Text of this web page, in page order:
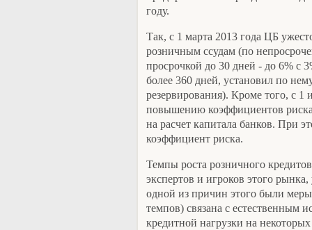
году.
Так, с 1 марта 2013 года ЦБ
розничным ссудам (по
просрочкой до 30 дней - до 6% с
более 360 дней, установил по
резервирования). Кроме того, с
повышению коэффициентов
на расчет капитала банков. При
коэффициент риска.
Темпы роста розничного
экспертов и игроков этого
одной из причин этого были
темпов) связана с
кредитной нагрузки на